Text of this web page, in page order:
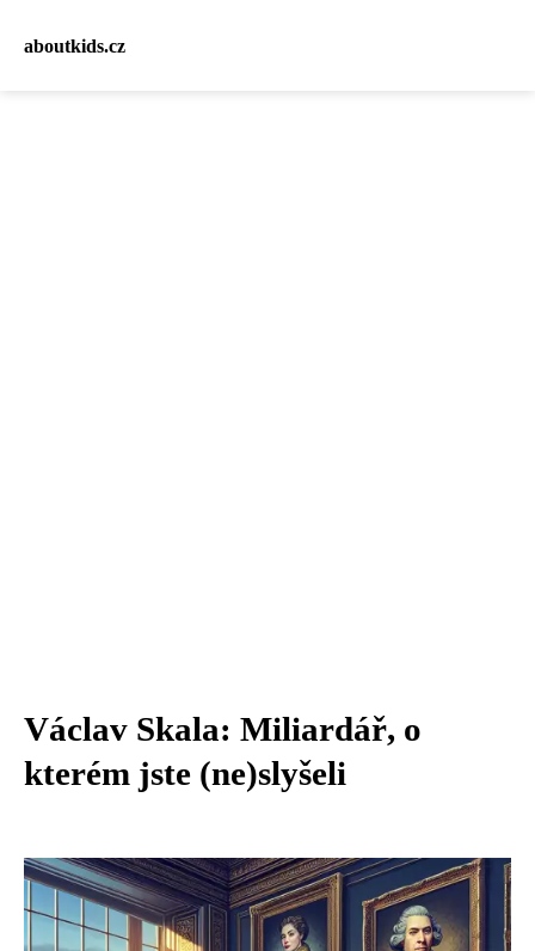
aboutkids.cz
Václav Skala: Miliardář, o
kterém jste (ne)slyšeli